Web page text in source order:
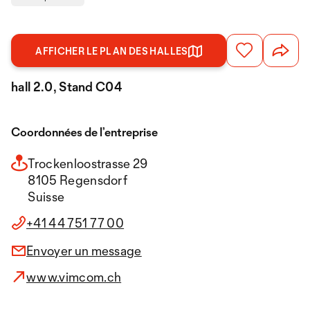
AFFICHER LE PLAN DES HALLES
hall 2.0, Stand C04
Coordonnées de l’entreprise
Trockenloostrasse 29
8105 Regensdorf
Suisse
+41 44 751 77 00
Envoyer un message
www.vimcom.ch